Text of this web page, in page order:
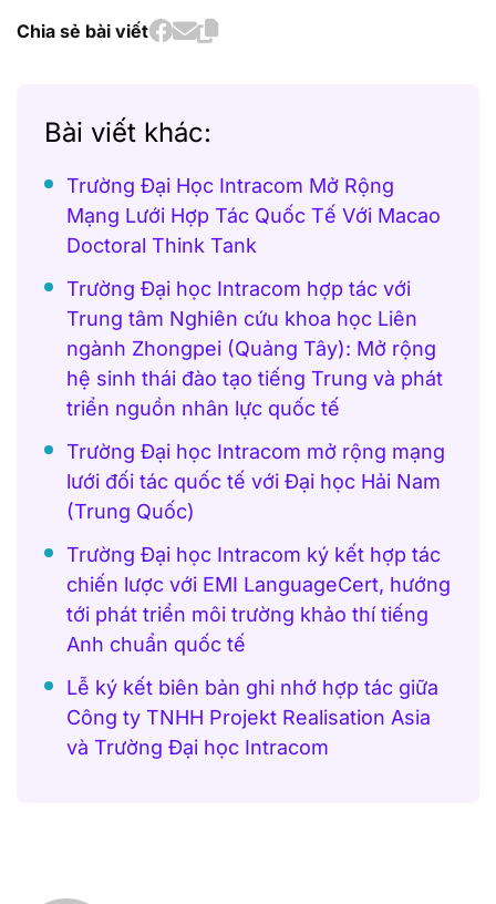
Chia sẻ bài viết
Bài viết khác:
Trường Đại Học Intracom Mở Rộng
Mạng Lưới Hợp Tác Quốc Tế Với Macao
Doctoral Think Tank
Trường Đại học Intracom hợp tác với
Trung tâm Nghiên cứu khoa học Liên
ngành Zhongpei (Quảng Tây): Mở rộng
hệ sinh thái đào tạo tiếng Trung và phát
triển nguồn nhân lực quốc tế
Trường Đại học Intracom mở rộng mạng
lưới đối tác quốc tế với Đại học Hải Nam
(Trung Quốc)
Trường Đại học Intracom ký kết hợp tác
chiến lược với EMI LanguageCert, hướng
tới phát triển môi trường khảo thí tiếng
Anh chuẩn quốc tế
Lễ ký kết biên bản ghi nhớ hợp tác giữa
Công ty TNHH Projekt Realisation Asia
và Trường Đại học Intracom